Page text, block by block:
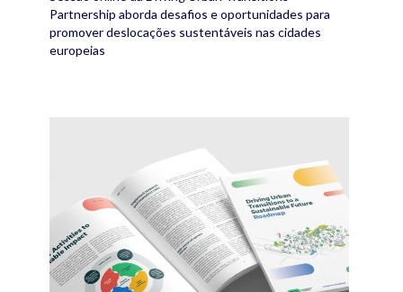
Partnership aborda desafios e oportunidades para
promover deslocações sustentáveis nas cidades
europeias